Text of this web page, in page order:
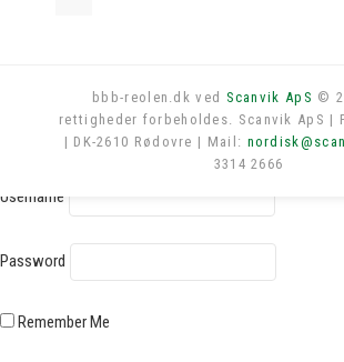
bbb-reolen.dk ved Scanvik ApS ©
rettigheder forbeholdes. Scanvik ApS |
| DK-2610 Rødovre | Mail:
3314 2666
Log in
Username
Password
Remember Me